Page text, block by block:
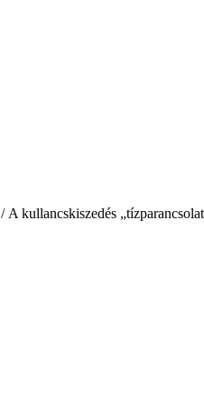
/ A kullancskiszedés